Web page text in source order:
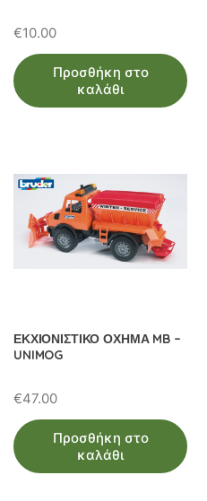
€10.00
Προσθήκη στο
καλάθι
ΕΚΧΙΟΝΙΣΤΙΚΟ ΟΧΗΜΑ MB –
UNIMOG
€47.00
Προσθήκη στο
καλάθι